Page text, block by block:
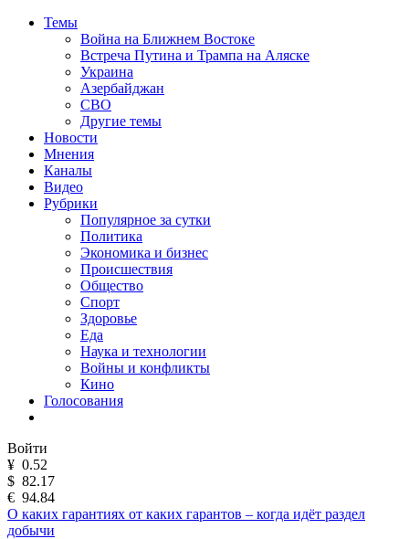
Темы
Война на Ближнем Востоке
Встреча Путина и Трампа на Аляске
Украина
Азербайджан
СВО
Другие темы
Новости
Мнения
Каналы
Видео
Рубрики
Популярное за сутки
Политика
Экономика и бизнес
Происшествия
Общество
Спорт
Здоровье
Еда
Наука и технологии
Войны и конфликты
Кино
Голосования
Войти
¥ 0.52
$ 82.17
€ 94.84
О каких гарантиях от каких гарантов – когда идёт раздел
добычи